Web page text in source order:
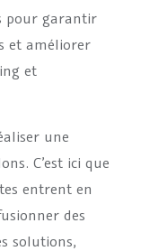
pour garantir
et améliorer
et
une
C’est ici que
entrent en
des
solutions,